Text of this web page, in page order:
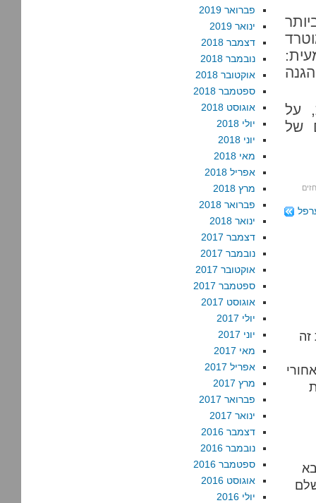
על
של
זה
לצבא
פברואר 2019
ינואר 2019
דצמבר 2018
נובמבר 2018
אוקטובר 2018
ספטמבר 2018
אוגוסט 2018
יולי 2018
יוני 2018
מאי 2018
אפריל 2018
מרץ 2018
פברואר 2018
ינואר 2018
דצמבר 2017
נובמבר 2017
אוקטובר 2017
ספטמבר 2017
אוגוסט 2017
יולי 2017
יוני 2017
מאי 2017
אפריל 2017
מרץ 2017
פברואר 2017
ינואר 2017
דצמבר 2016
נובמבר 2016
ספטמבר 2016
אוגוסט 2016
יולי 2016